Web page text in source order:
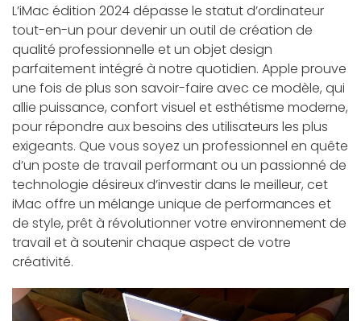
L’iMac édition 2024 dépasse le statut d’ordinateur
tout-en-un pour devenir un outil de création de
qualité professionnelle et un objet design
parfaitement intégré à notre quotidien. Apple prouve
une fois de plus son savoir-faire avec ce modèle, qui
allie puissance, confort visuel et esthétisme moderne,
pour répondre aux besoins des utilisateurs les plus
exigeants. Que vous soyez un professionnel en quête
d’un poste de travail performant ou un passionné de
technologie désireux d’investir dans le meilleur, cet
iMac offre un mélange unique de performances et
de style, prêt à révolutionner votre environnement de
travail et à soutenir chaque aspect de votre
créativité.